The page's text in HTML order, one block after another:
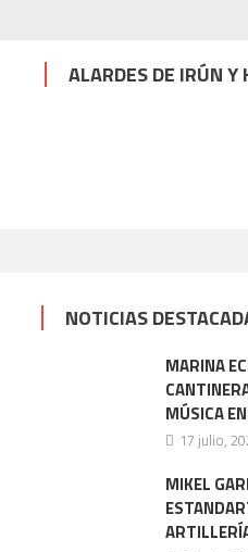
ALARDES DE IRÚN Y
NOTICIAS
MARINA
MÚSICA
17 julio,
MIKEL